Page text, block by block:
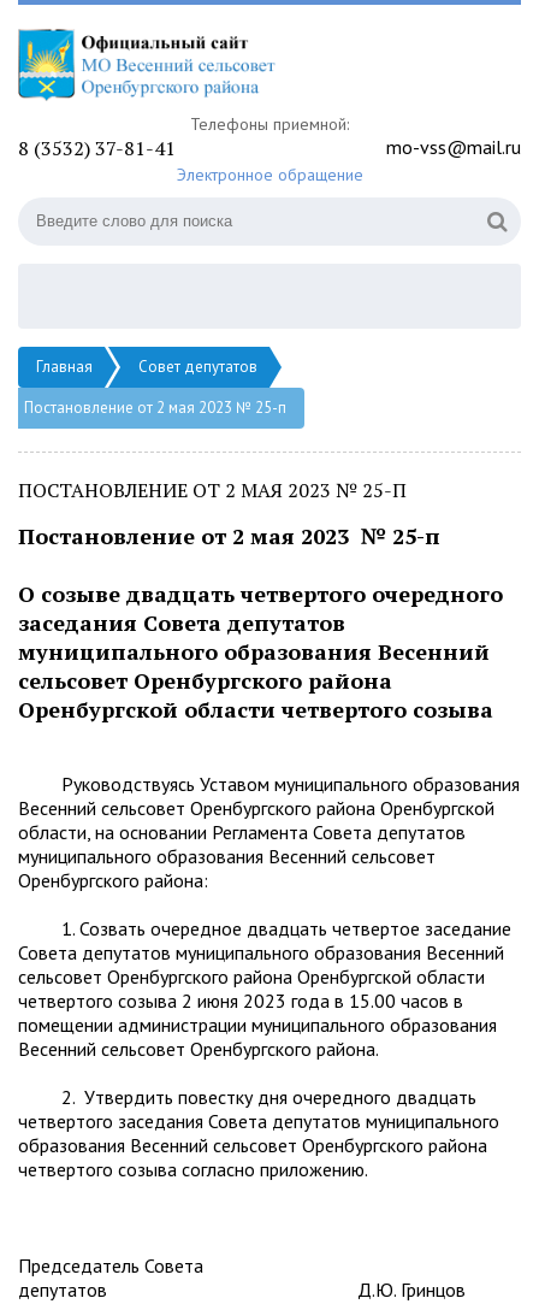
Телефоны приемной:
8 (3532) 37-81-41 mo-vss@mail.ru
Электронное обращение
Главная
Совет депутатов
Постановление от 2 мая 2023 № 25-п
ПОСТАНОВЛЕНИЕ ОТ 2 МАЯ 2023 № 25-П
Постановление от 2 мая 2023 № 25-п
О созыве двадцать четвертого очередного
заседания Совета депутатов
муниципального образования Весенний
сельсовет Оренбургского района
Оренбургской области четвертого созыва
Руководствуясь Уставом муниципального образования
Весенний сельсовет Оренбургского района Оренбургской
области, на основании Регламента Совета депутатов
муниципального образования Весенний сельсовет
Оренбургского района:
1. Созвать очередное двадцать четвертое заседание
Совета депутатов муниципального образования Весенний
сельсовет Оренбургского района Оренбургской области
четвертого созыва 2 июня 2023 года в 15.00 часов в
помещении администрации муниципального образования
Весенний сельсовет Оренбургского района.
2. Утвердить повестку дня очередного двадцать
четвертого заседания Совета депутатов муниципального
образования Весенний сельсовет Оренбургского района
четвертого созыва согласно приложению.
Председатель Совета
депутатов Д.Ю. Гринцов